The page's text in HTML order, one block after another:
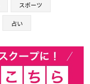
スポーツ
占い